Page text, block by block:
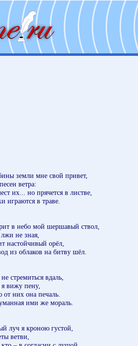
земли мне свой привет,
ветра:
их... но прячется в листве,
играются в траве.
в небо мой шершавый ствол,
не зная,
настойчивый орёл,
из облаков на битву шёл.
стремиться вдаль,
вижу пену,
от них она печаль.
ими же мораль.
луч я кроною густой,
ветви,